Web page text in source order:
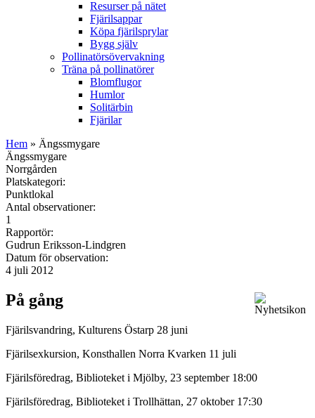
Resurser på nätet
Fjärilsappar
Köpa fjärilsprylar
Bygg själv
Pollinatörsövervakning
Träna på pollinatörer
Blomflugor
Humlor
Solitärbin
Fjärilar
Hem » Ängssmygare
Ängssmygare
Norrgården
Platskategori:
Punktlokal
Antal observationer:
1
Rapportör:
Gudrun Eriksson-Lindgren
Datum för observation:
4 juli 2012
På gång
Fjärilsvandring, Kulturens Östarp 28 juni
Fjärilsexkursion, Konsthallen Norra Kvarken 11 juli
Fjärilsföredrag, Biblioteket i Mjölby, 23 september 18:00
Fjärilsföredrag, Biblioteket i Trollhättan, 27 oktober 17:30